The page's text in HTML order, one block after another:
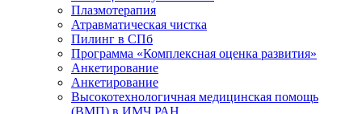
Плазмотерапия
Атравматическая чистка
Пилинг в СПб
Программа «Комплексная оценка развития»
Анкетирование
Анкетирование
Высокотехнологичная медицинская помощь
(ВМП) в ИМЧ РАН